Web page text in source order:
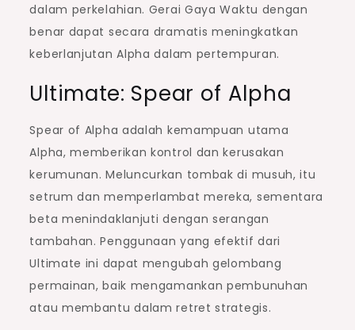
dalam perkelahian. Gerai Gaya Waktu dengan
benar dapat secara dramatis meningkatkan
keberlanjutan Alpha dalam pertempuran.
Ultimate: Spear of Alpha
Spear of Alpha adalah kemampuan utama
Alpha, memberikan kontrol dan kerusakan
kerumunan. Meluncurkan tombak di musuh, itu
setrum dan memperlambat mereka, sementara
beta menindaklanjuti dengan serangan
tambahan. Penggunaan yang efektif dari
Ultimate ini dapat mengubah gelombang
permainan, baik mengamankan pembunuhan
atau membantu dalam retret strategis.